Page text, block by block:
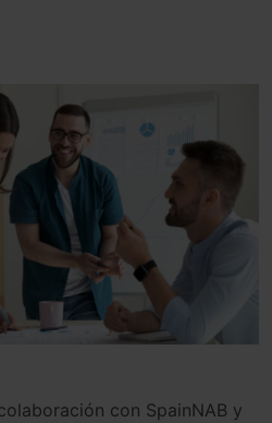
con SpainNAB y